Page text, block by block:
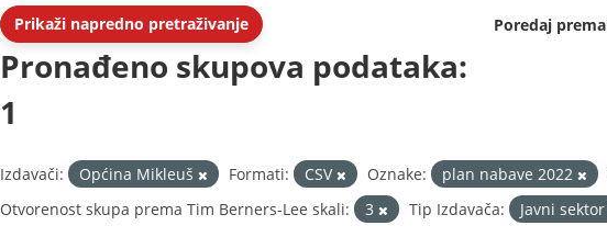
Prikaži napredno pretraživanje Poredaj prema
Pronađeno skupova podataka:
1
Izdavači: Općina Mikleuš Formati: CSV Oznake: plan nabave 2022
Otvorenost skupa prema Tim Berners-Lee skali:
3 Tip Izdavača: Javni sektor